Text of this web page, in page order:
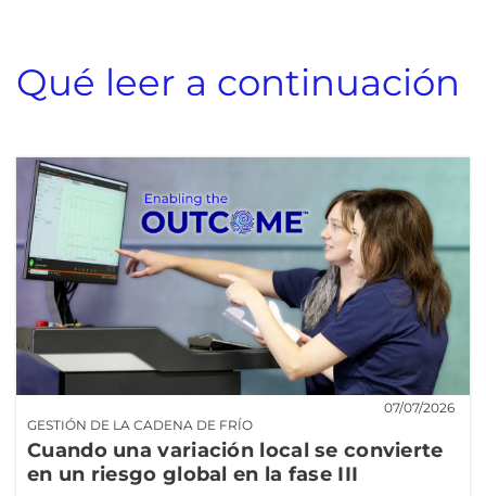
Qué leer a continuación
GESTIÓN DE LA CADENA DE FRÍO
07/07/2026
Cuando una variación local se convierte
en un riesgo global en la fase III